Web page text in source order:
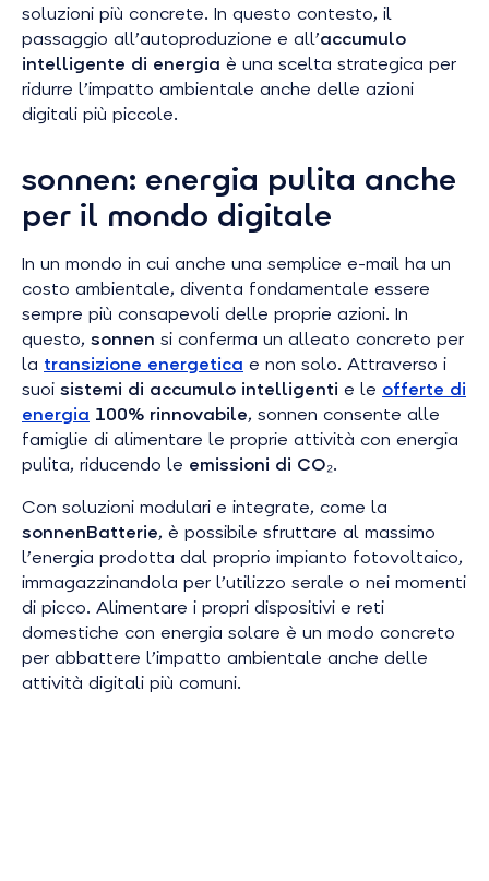
soluzioni più concrete. In questo contesto, il
passaggio all’autoproduzione e all’accumulo
intelligente di energia è una scelta strategica per
ridurre l’impatto ambientale anche delle azioni
digitali più piccole.
sonnen: energia pulita anche
per il mondo digitale
In un mondo in cui anche una semplice e-mail ha un
costo ambientale, diventa fondamentale essere
sempre più consapevoli delle proprie azioni. In
questo, sonnen si conferma un alleato concreto per
la transizione energetica e non solo. Attraverso i
suoi sistemi di accumulo intelligenti e le offerte di
energia 100% rinnovabile, sonnen consente alle
famiglie di alimentare le proprie attività con energia
pulita, riducendo le emissioni di CO₂.
Con soluzioni modulari e integrate, come la
sonnenBatterie, è possibile sfruttare al massimo
l’energia prodotta dal proprio impianto fotovoltaico,
immagazzinandola per l’utilizzo serale o nei momenti
di picco. Alimentare i propri dispositivi e reti
domestiche con energia solare è un modo concreto
per abbattere l’impatto ambientale anche delle
attività digitali più comuni.